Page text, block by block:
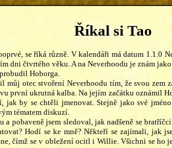
Říkal si Tao
se říká různě. V kalendáři má datum 1.1.0
dni čtvrtého věku. A na Neverhoodu je znám
Hoborga.
můj otec stvoření Neverhoodu tím, že svou
první ukrutná kalba. Na jejím začátku oznámil
jak by se chtěli jmenovat. Stejně jako své
tématem diskuzí.
a pobaveně jsem sledoval, jak nadšeně se
Hodí se ke mně? Někteří se zajímali, jak
čímž se v obležení ocitl i Willie. Všichni se ho